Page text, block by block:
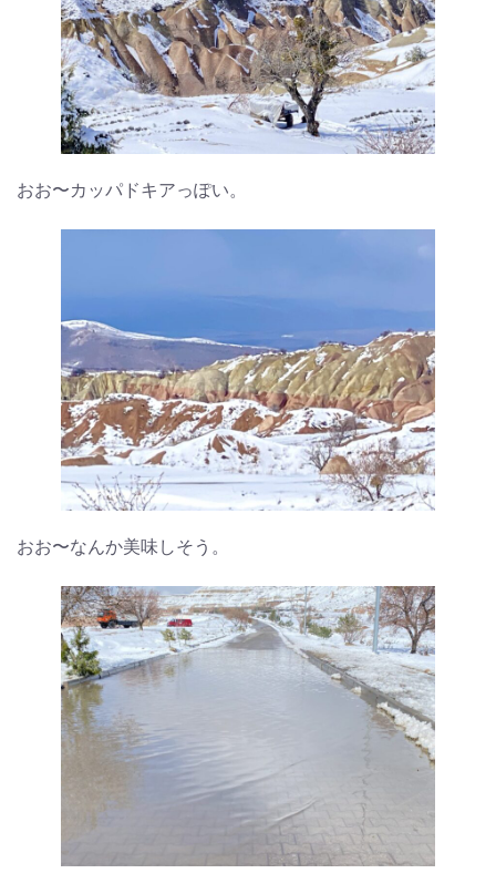
おお〜カッパドキアっぽい。
おお〜なんか美味しそう。